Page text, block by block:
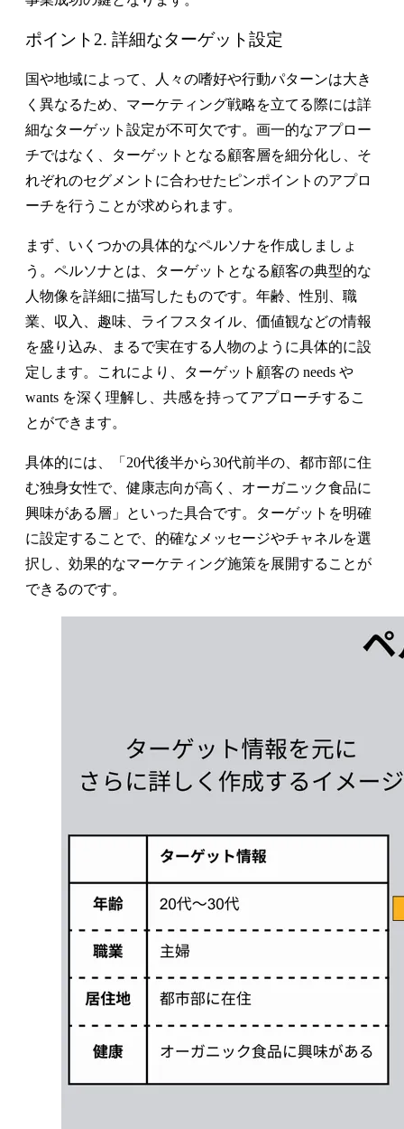
ポイント2. 詳細なターゲット設定
国や地域によって、人々の嗜好や行動パターンは大き
く異なるため、マーケティング戦略を立てる際には詳
細なターゲット設定が不可欠です。画一的なアプロー
チではなく、ターゲットとなる顧客層を細分化し、そ
れぞれのセグメントに合わせたピンポイントのアプロ
ーチを行うことが求められます。
まず、いくつかの具体的なペルソナを作成しましょ
う。ペルソナとは、ターゲットとなる顧客の典型的な
人物像を詳細に描写したものです。年齢、性別、職
業、収入、趣味、ライフスタイル、価値観などの情報
を盛り込み、まるで実在する人物のように具体的に設
定します。これにより、ターゲット顧客の needs や
wants を深く理解し、共感を持ってアプローチするこ
とができます。
具体的には、「20代後半から30代前半の、都市部に住
む独身女性で、健康志向が高く、オーガニック食品に
興味がある層」といった具合です。ターゲットを明確
に設定することで、的確なメッセージやチャネルを選
択し、効果的なマーケティング施策を展開することが
できるのです。